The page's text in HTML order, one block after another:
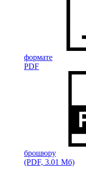
формате
PDF
брошюру
(PDF, 3.01 Мб)